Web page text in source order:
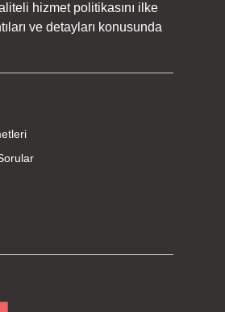
hizmet politikasını ilke
ve detayları konusunda